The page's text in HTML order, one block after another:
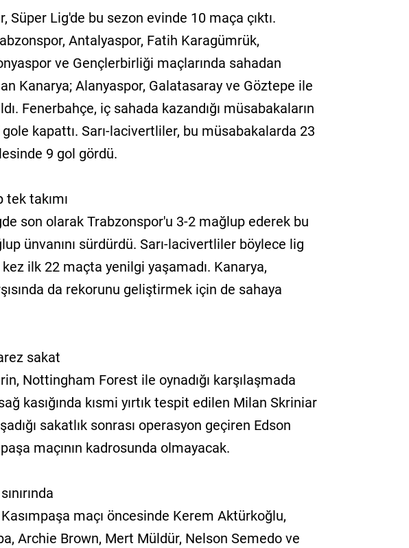
Süper Lig'de bu sezon evinde 10 maça çıktı.
Antalyaspor, Fatih Karagümrük,
ve Gençlerbirliği maçlarında sahadan
Kanarya; Alanyaspor, Galatasaray ve Göztepe ile
Fenerbahçe, iç sahada kazandığı müsabakaların
kapattı. Sarı-lacivertliler, bu müsabakalarda 23
9 gol gördü.
takımı
son olarak Trabzonspor'u 3-2 mağlup ederek bu
ünvanını sürdürdü. Sarı-lacivertliler böylece lig
ilk 22 maçta yenilgi yaşamadı. Kanarya,
da rekorunu geliştirmek için de sahaya
sakat
Nottingham Forest ile oynadığı karşılaşmada
kasığında kısmi yırtık tespit edilen Milan Skriniar
sakatlık sonrası operasyon geçiren Edson
maçının kadrosunda olmayacak.
maçı öncesinde Kerem Aktürkoğlu,
Archie Brown, Mert Müldür, Nelson Semedo ve